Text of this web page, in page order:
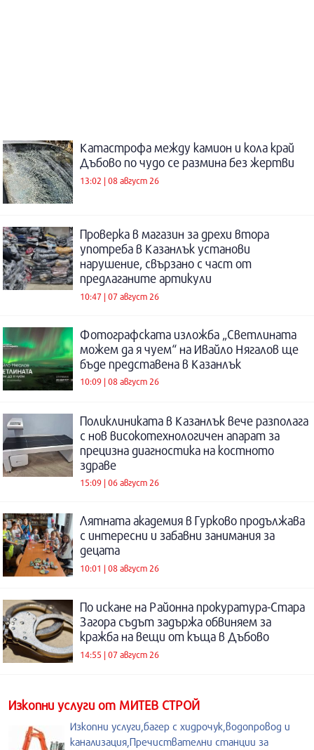
Катастрофа между камион и кола край
Дъбово по чудо се размина без жертви
13:02 | 08 август 26
Проверка в магазин за дрехи втора
употреба в Казанлък установи
нарушение, свързано с част от
предлаганите артикули
10:47 | 07 август 26
Фотографската изложба „Светлината
можем да я чуем“ на Ивайло Нягалов ще
бъде представена в Казанлък
10:09 | 08 август 26
Поликлиниката в Казанлък вече разполага
с нов високотехнологичен апарат за
прецизна диагностика на костното
здраве
15:09 | 06 август 26
Лятната академия в Гурково продължава
с интересни и забавни занимания за
децата
10:01 | 08 август 26
По искане на Районна прокуратура-Стара
Загора съдът задържа обвиняем за
кражба на вещи от къща в Дъбово
14:55 | 07 август 26
Изкопни услуги от МИТЕВ СТРОЙ
Изкопни услуги,багер с хидрочук,водопровод и
канализация,Пречиствателни станции за